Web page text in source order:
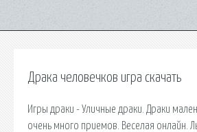
Драка человечков игра скачать
Игры драки - Уличные драки. Драки
очень много приемов. Веселая онлайн.